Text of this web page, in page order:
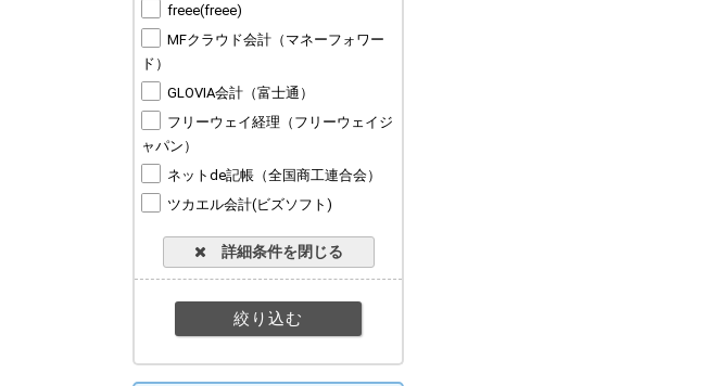
freee(freee)
MFクラウド会計（マネーフォワー
ド）
GLOVIA会計（富士通）
フリーウェイ経理（フリーウェイジ
ャパン）
ネットde記帳（全国商工連合会）
ツカエル会計(ビズソフト)
詳細条件を閉じる